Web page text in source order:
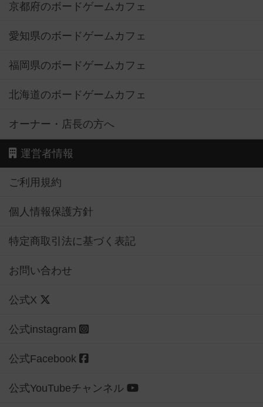
京都府のボードゲームカフェ
愛知県のボードゲームカフェ
福岡県のボードゲームカフェ
北海道のボードゲームカフェ
オーナー・店長の方へ
運営者情報
ご利用規約
個人情報保護方針
特定商取引法に基づく表記
お問い合わせ
公式X
公式instagram
公式Facebook
公式YouTubeチャンネル